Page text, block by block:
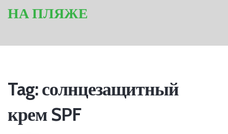
НА ПЛЯЖЕ
Tag: солнцезащитный
крем SPF